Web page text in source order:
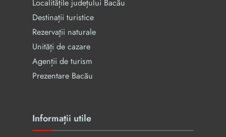
Localitățile județului Bacău
Destinații turistice
Rezervaţii naturale
Unități de cazare
Agenții de turism
Prezentare Bacău
Informații utile